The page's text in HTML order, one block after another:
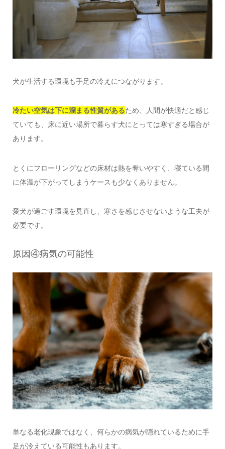
犬が生活する環境も手足の冷えにつながります。
冷たい空気は下に溜まる性質があるため、人間が快適だと感じ
ていても、床に近い場所で暮らす犬にとっては寒すぎる場合が
あります。
とくにフローリングなどの床材は熱を奪いやすく、寝ている間
に体温が下がってしまうケースも少なくありません。
愛犬が過ごす環境を見直し、寒さを感じさせないような工夫が
必要です。
原因④病気の可能性
単なる老化現象ではなく、何らかの病気が隠れているために手
足が冷えている可能性もあります。